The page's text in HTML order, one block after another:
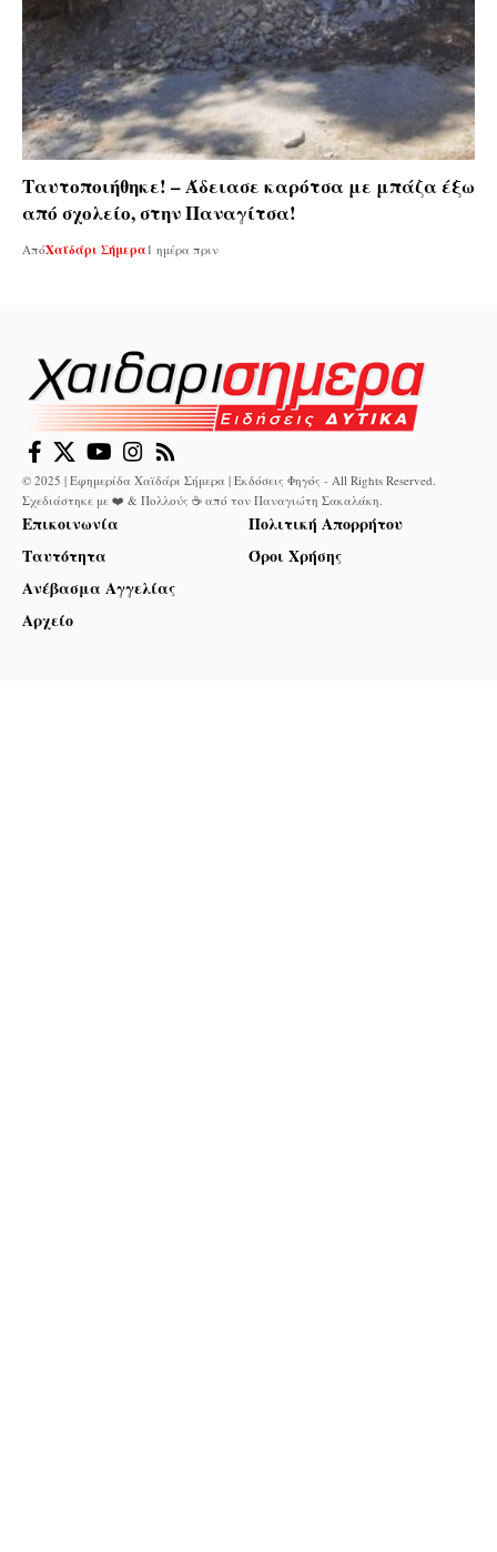
Ταυτοποιήθηκε! – Άδειασε καρότσα με μπάζα έξω
από σχολείο, στην Παναγίτσα!
ΑπόΧαϊδάρι Σήμερα 1 ημέρα πριν
© 2025 | Εφημερίδα Χαϊδάρι Σήμερα | Εκδόσεις Φηγός - All Rights Reserved.
Σχεδιάστηκε με ❤️ & Πολλούς ☕ από τον Παναγιώτη Σακαλάκη
Επικοινωνία
Ταυτότητα
Ανέβασμα Αγγελίας
Αρχείο
Πολιτική Απορρήτου
Όροι Χρήσης